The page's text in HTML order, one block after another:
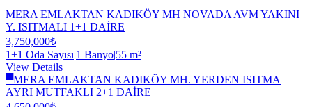
MERA EMLAKTAN KADIKÖY MH NOVADA AVM YAKINI
Y. ISITMALI 1+1 DAİRE
3,750,000₺
1+1 Oda Sayısı|1 Banyo|55 m²
View Details
▀MERA EMLAKTAN KADIKÖY MH. YERDEN ISITMA
AYRI MUTFAKLI 2+1 DAİRE